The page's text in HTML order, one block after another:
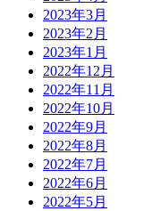
2023年3月
2023年2月
2023年1月
2022年12月
2022年11月
2022年10月
2022年9月
2022年8月
2022年7月
2022年6月
2022年5月